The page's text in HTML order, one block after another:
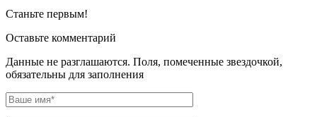
Станьте первым!
Оставьте комментарий
Данные не разглашаются. Поля, помеченные звездочкой,
обязательны для заполнения